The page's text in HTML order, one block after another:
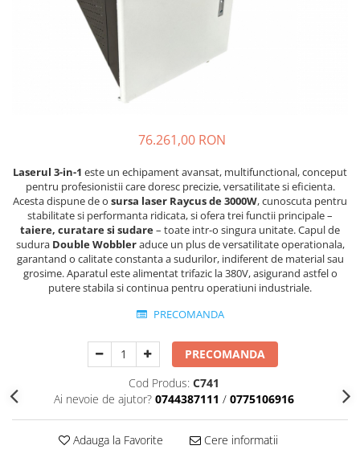
76.261,00 RON
Laserul 3-in-1 este un echipament avansat, multifunctional, conceput
pentru profesionistii care doresc precizie, versatilitate si eficienta.
Acesta dispune de o sursa laser Raycus de 3000W, cunoscuta pentru
stabilitate si performanta ridicata, si ofera trei functii principale –
taiere, curatare si sudare– toate intr-o singura unitate. Capul de
sudura Double Wobbleraduce un plus de versatilitate operationala,
garantand o calitate constanta a sudurilor, indiferent de material sau
grosime. Aparatul este alimentat trifazic la 380V, asigurand astfel o
putere stabila si continua pentru operatiuni industriale.
PRECOMANDA
PRECOMANDA
Cod Produs: C741
Ai nevoie de ajutor? 0744387111 / 0775106916
Adauga la Favorite Cere informatii